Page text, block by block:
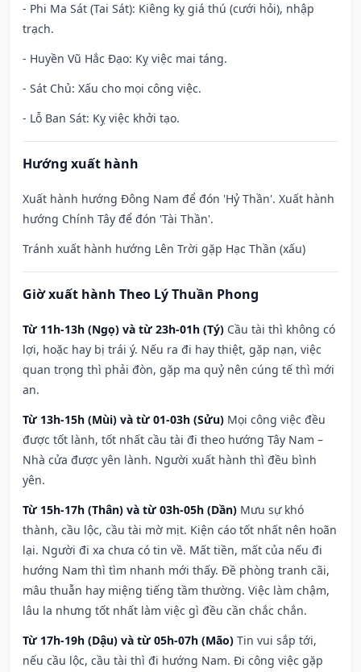
- Phi Ma Sát (Tai Sát): Kiêng kỵ giá thú (cưới hỏi), nhập
trạch.
- Huyền Vũ Hắc Đạo: Kỵ việc mai táng.
- Sát Chủ: Xấu cho mọi công việc.
- Lỗ Ban Sát: Kỵ việc khởi tạo.
Hướng xuất hành
Xuất hành hướng Đông Nam để đón 'Hỷ Thần'. Xuất hành
hướng Chính Tây để đón 'Tài Thần'.
Tránh xuất hành hướng Lên Trời gặp Hạc Thần (xấu)
Giờ xuất hành Theo Lý Thuần Phong
Từ 11h-13h (Ngọ) và từ 23h-01h (Tý) Cầu tài thì không có
lợi, hoặc hay bị trái ý. Nếu ra đi hay thiệt, gặp nạn, việc
quan trọng thì phải đòn, gặp ma quỷ nên cúng tế thì mới
an.
Từ 13h-15h (Mùi) và từ 01-03h (Sửu) Mọi công việc đều
được tốt lành, tốt nhất cầu tài đi theo hướng Tây Nam –
Nhà cửa được yên lành. Người xuất hành thì đều bình
yên.
Từ 15h-17h (Thân) và từ 03h-05h (Dần) Mưu sự khó
thành, cầu lộc, cầu tài mờ mịt. Kiện cáo tốt nhất nên hoãn
lại. Người đi xa chưa có tin về. Mất tiền, mất của nếu đi
hướng Nam thì tìm nhanh mới thấy. Đề phòng tranh cãi,
mâu thuẫn hay miệng tiếng tầm thường. Việc làm chậm,
lâu la nhưng tốt nhất làm việc gì đều cần chắc chắn.
Từ 17h-19h (Dậu) và từ 05h-07h (Mão) Tin vui sắp tới,
nếu cầu lộc, cầu tài thì đi hướng Nam. Đi công việc gặp